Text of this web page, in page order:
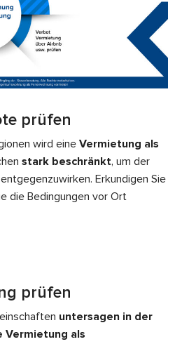
prüfen
wird eine Vermietung als
stark beschränkt, um der
entgegenzuwirken. Erkundigen Sie
die Bedingungen vor Ort
prüfen
untersagen in der
Vermietung als